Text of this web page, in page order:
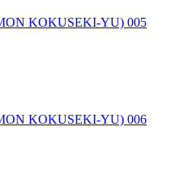
KOKUSEKI-YU) 005
KOKUSEKI-YU) 006